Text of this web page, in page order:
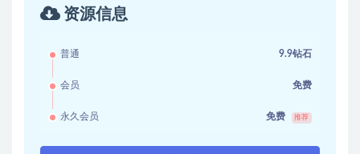
资源信息
普通 9.9钻石
会员 免费
永久会员 免费 推荐